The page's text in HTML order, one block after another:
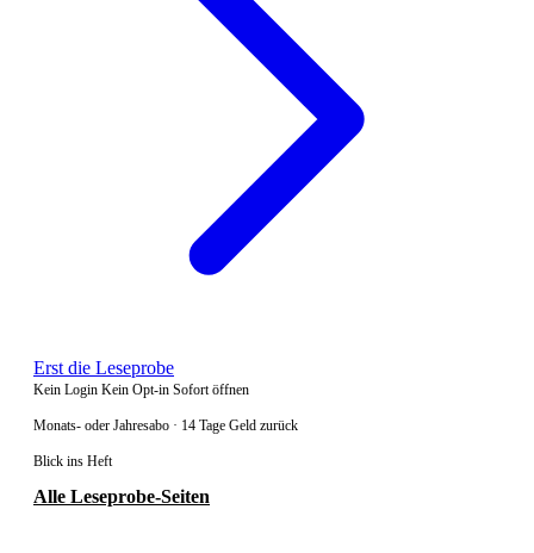
Erst die Leseprobe
Kein Login Kein Opt-in Sofort öffnen
Monats- oder Jahresabo · 14 Tage Geld zurück
Blick ins Heft
Alle Leseprobe-Seiten